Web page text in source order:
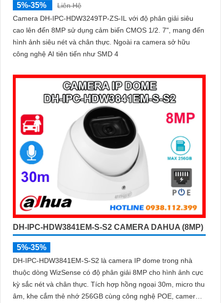
5%-35%
Liên Hệ
Camera DH-IPC-HDW3249TP-ZS-IL với độ phân giải siêu
cao lên đến 8MP sử dụng cảm biến CMOS 1/2. 7", mang đến
hình ảnh siêu nét và chân thực. Ngoài ra camera sở hữu
công nghệ AI tiên tiến như SMD 4
DH-IPC-HDW3841EM-S-S2 CAMERA DAHUA (8MP)
5%-35%
DH-IPC-HDW3841EM-S-S2 là camera IP dome trong nhà
thuộc dòng WizSense có độ phân giải 8MP cho hình ảnh cực
kỳ sắc nét và chân thực. Tích hợp hồng ngoại 30m, micro thu
âm, khe cắm thẻ nhớ 256GB cùng công nghệ POE, camera